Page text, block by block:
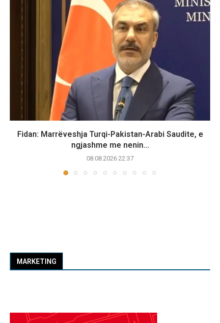
Fidan: Marrëveshja Turqi-Pakistan-Arabi Saudite, e
ngjashme me nenin...
08.08.2026 22:37
MARKETING